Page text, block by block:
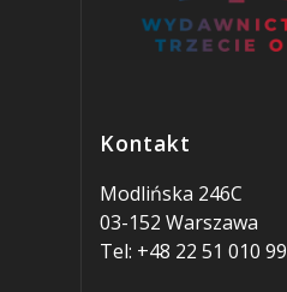
Kontakt
Modlińska 246C
03-152 Warszawa
Tel: +48 22 51 010 99